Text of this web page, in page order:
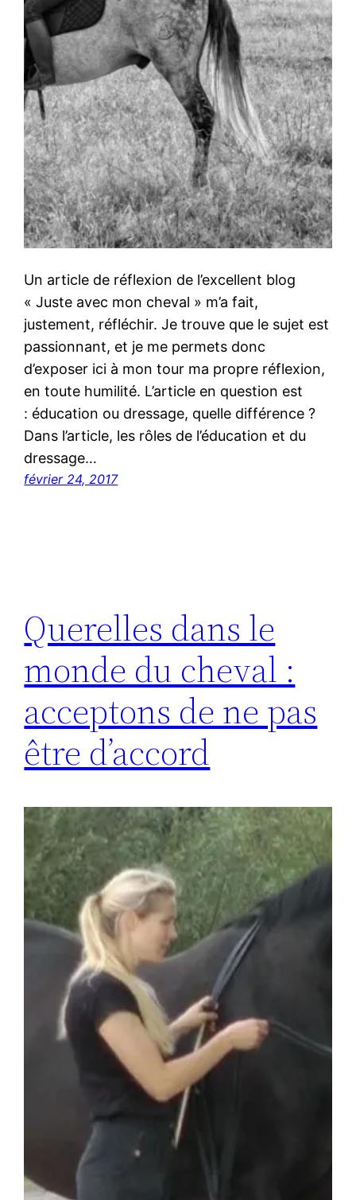
Un article de réflexion de l’excellent blog
« Juste avec mon cheval » m’a fait,
justement, réfléchir. Je trouve que le sujet est
passionnant, et je me permets donc
d’exposer ici à mon tour ma propre réflexion,
en toute humilité. L’article en question est
: éducation ou dressage, quelle différence ?
Dans l’article, les rôles de l’éducation et du
dressage…
février 24, 2017
Querelles dans le
monde du cheval :
acceptons de ne pas
être d’accord